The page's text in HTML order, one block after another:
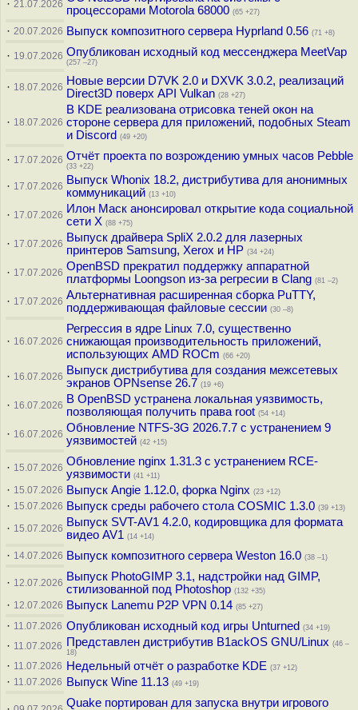
· 21.07.2026 процессорами Motorola 68000 (65 +27)
· 20.07.2026 Выпуск композитного сервера Hyprland 0.56 (71 +8)
· 19.07.2026 Опубликован исходный код мессенджера MeetVap
(257 –27)
· 18.07.2026 Новые версии D7VK 2.0 и DXVK 3.0.2, реализаций
Direct3D поверх API Vulkan (28 +27)
· 18.07.2026
В KDE реализована отрисовка теней окон на
стороне сервера для приложений, подобных Steam
и Discord (49 +20)
· 17.07.2026 Отчёт проекта по возрождению умных часов Pebble
(33 +22)
· 17.07.2026 Выпуск Whonix 18.2, дистрибутива для анонимных
коммуникаций (13 +10)
· 17.07.2026 Илон Маск анонсировал открытие кода социальной
сети X (88 +75)
· 17.07.2026 Выпуск драйвера SpliX 2.0.2 для лазерных
принтеров Samsung, Xerox и HP (34 +24)
· 17.07.2026 OpenBSD прекратил поддержку аппаратной
платформы Loongson из-за регресии в Clang (81 –2)
· 17.07.2026 Альтернативная расширенная сборка PuTTY,
поддерживающая файловые сессии (30 –8)
· 16.07.2026
Регрессия в ядре Linux 7.0, существенно
снижающая производительность приложений,
использующих AMD ROCm (66 +20)
· 16.07.2026 Выпуск дистрибутива для создания межсетевых
экранов OPNsense 26.7 (19 +6)
· 16.07.2026 В OpenBSD устранена локальная уязвимость,
позволяющая получить права root (54 +14)
· 16.07.2026 Обновление NTFS-3G 2026.7.7 с устранением 9
уязвимостей (42 +15)
· 15.07.2026 Обновление nginx 1.31.3 с устранением RCE-
уязвимости (41 +11)
· 15.07.2026 Выпуск Angie 1.12.0, форка Nginx (23 +12)
· 15.07.2026 Выпуск среды рабочего стола COSMIC 1.3.0 (39 +13)
· 15.07.2026 Выпуск SVT-AV1 4.2.0, кодировщика для формата
видео AV1 (14 +14)
· 14.07.2026 Выпуск композитного сервера Weston 16.0 (38 –1)
· 12.07.2026 Выпуск PhotoGIMP 3.1, надстройки над GIMP,
стилизованной под Photoshop (132 +35)
· 12.07.2026 Выпуск Lanemu P2P VPN 0.14 (85 +27)
· 11.07.2026 Опубликован исходный код игры Unturned (34 +19)
· 11.07.2026 Представлен дистрибутив B1ackOS GNU/Linux (46 –
18)
· 11.07.2026 Недельный отчёт о разработке KDE (37 +12)
· 11.07.2026 Выпуск Wine 11.13 (49 +19)
Quake портирован для запуска внутри игрового